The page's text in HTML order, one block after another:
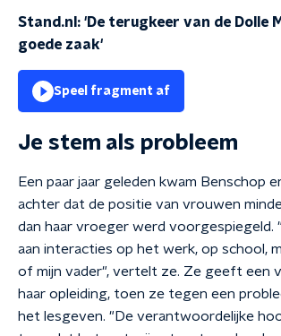
Stand.nl: 'De terugkeer van de Dolle
goede zaak'
Speel fragment af
Je stem als probleem
Een paar jaar geleden kwam Benschop
achter dat de positie van vrouwen
dan haar vroeger werd voorgespiegeld.
aan interacties op het werk, op school,
of mijn vader", vertelt ze. Ze geeft een
haar opleiding, toen ze tegen een
het lesgeven. "De verantwoordelijke